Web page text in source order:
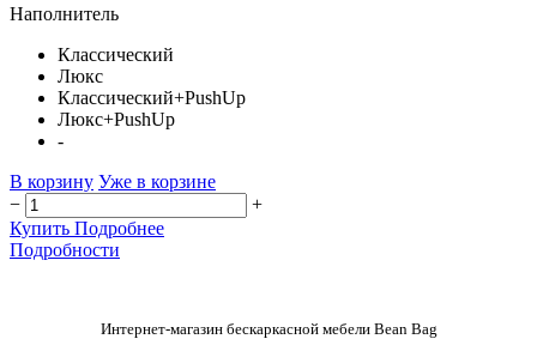
Наполнитель
Классический
Люкс
Классический+PushUp
Люкс+PushUp
-
В корзину Уже в корзине
−
+
Купить Подробнее
Подробности
Интернет-магазин бескаркасной мебели Bean Bag